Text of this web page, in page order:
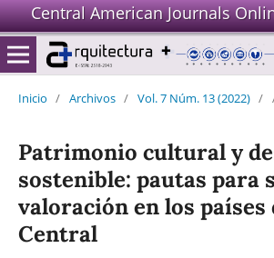
Central American Journals
Inicio / Archivos / Vol. 7 Núm. 13 (2022) /
Patrimonio cultural y
sostenible: pautas para
valoración en los países
Central